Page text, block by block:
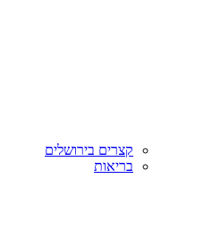
קצרים בירושלים
בריאות